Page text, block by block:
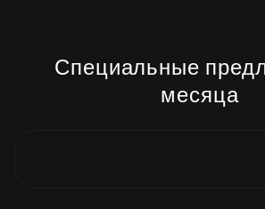
Специальные
месяца